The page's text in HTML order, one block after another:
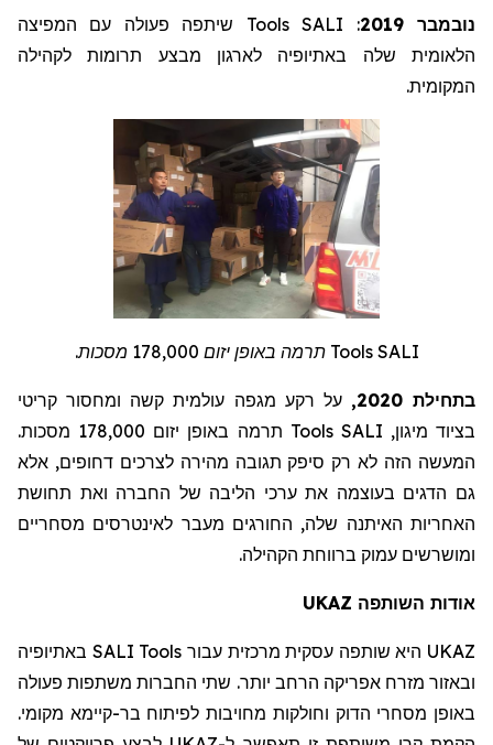
נובמבר 2019 : SALI
Tools שיתפה פעולה עם המפיצה
הלאומית שלה באתיופיה לארגון מבצע תרומות לקהילה
המקומית.
SALI
Tools תרמה באופן יזום 178,000 מסכות.
בתחילת 2020,
על רקע מגפה עולמית קשה ומחסור קריטי
בציוד מיגון, SALI
Tools
תרמה באופן יזום 178,000 מסכות.
המעשה הזה לא רק סיפק תגובה מהירה לצרכים דחופים, אלא
גם הדגים בעוצמה את ערכי הליבה של החברה ואת תחושת
האחריות האיתנה שלה, החורגים מעבר לאינטרסים מסחריים
ומושרשים עמוק ברווחת הקהילה.
אודות השותפה
UKAZ היא שותפה עסקית מרכזית עבור SALI Tools באתיופיה
ובאזור מזרח אפריקה הרחב יותר. שתי החברות משתפות פעולה
באופן מסחרי הדוק וחולקות מחויבות לפיתוח בר-קיימא מקומי.